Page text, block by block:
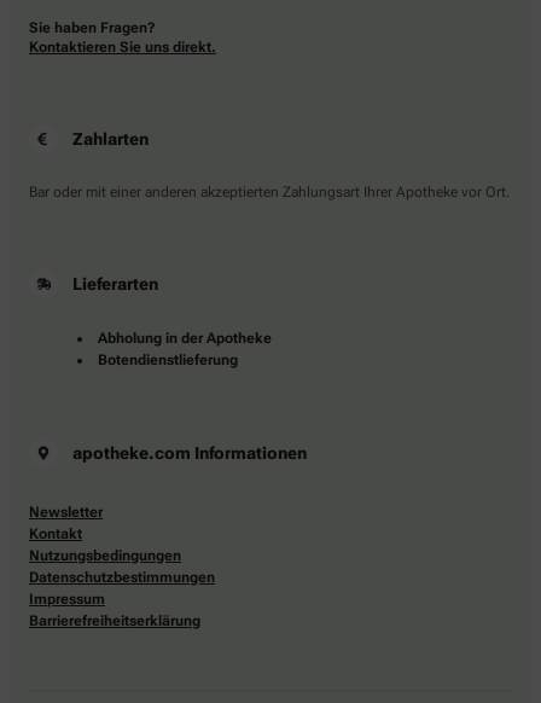
Sie haben Fragen?
Kontaktieren Sie uns direkt.
Zahlarten
Bar oder mit einer anderen akzeptierten Zahlungsart Ihrer Apotheke vor Ort.
Lieferarten
Abholung in der Apotheke
Botendienstlieferung
apotheke.com Informationen
Newsletter
Kontakt
Nutzungsbedingungen
Datenschutzbestimmungen
Impressum
Barrierefreiheitserklärung